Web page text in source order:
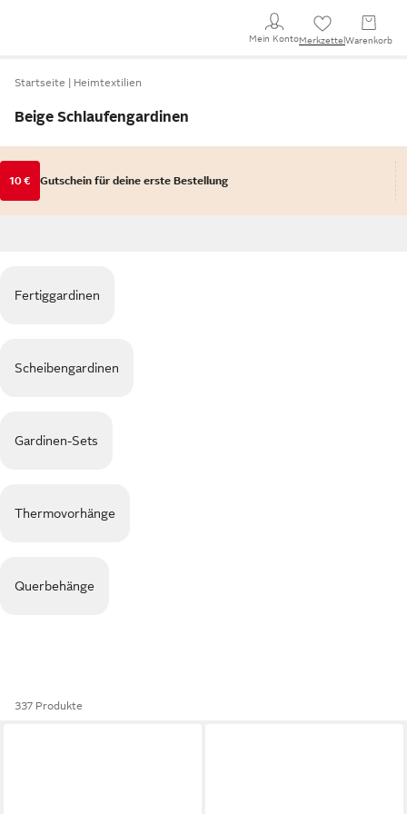
Mein KontoMerkzettel Warenkorb
Startseite Heimtextilien
Beige Schlaufengardinen
10 € Gutschein für deine erste Bestellung
Fertiggardinen
Scheibengardinen
Gardinen-Sets
Thermovorhänge
Querbehänge
337 Produkte